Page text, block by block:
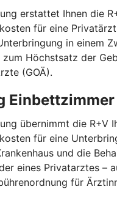
erstattet Ihnen die
für eine
in einem
zum Höchstsatz der
(GOÄ).
Einbettzimmer
übernimmt die R+V
für eine
und die
eines Privatarztes –
für